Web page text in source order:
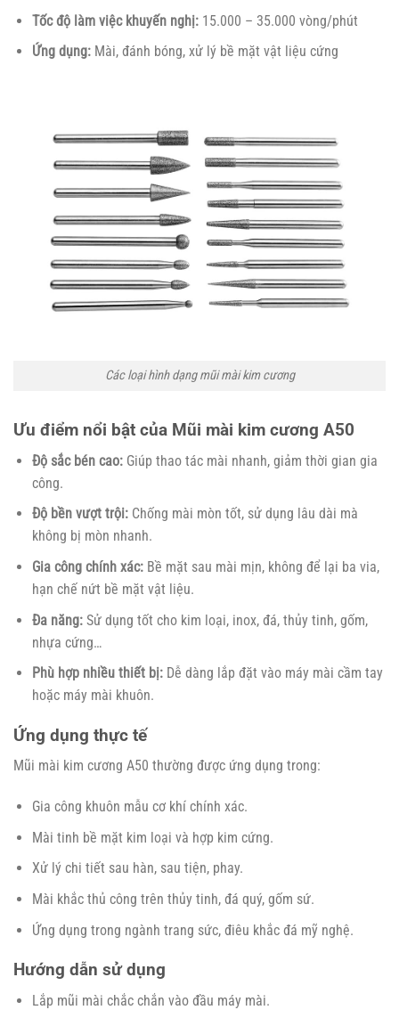
Tốc độ làm việc khuyến nghị:15.000 – 35.000 vòng/phút
Ứng dụng:Mài, đánh bóng, xử lý bề mặt vật liệu cứng
Các loại hình dạng mũi mài kim cương
Ưu điểm nổi bật của Mũi mài kim cương A50
Độ sắc bén cao:Giúp thao tác mài nhanh, giảm thời gian gia
công.
Độ bền vượt trội:Chống mài mòn tốt, sử dụng lâu dài mà
không bị mòn nhanh.
Gia công chính xác:Bề mặt sau mài mịn, không để lại ba via,
hạn chế nứt bề mặt vật liệu.
Đa năng:Sử dụng tốt cho kim loại, inox, đá, thủy tinh, gốm,
nhựa cứng…
Phù hợp nhiều thiết bị:Dễ dàng lắp đặt vào máy mài cầm tay
hoặc máy mài khuôn.
Ứng dụng thực tế
Mũi mài kim cương A50 thường được ứng dụng trong:
Gia công khuôn mẫu cơ khí chính xác.
Mài tinh bề mặt kim loại và hợp kim cứng.
Xử lý chi tiết sau hàn, sau tiện, phay.
Mài khắc thủ công trên thủy tinh, đá quý, gốm sứ.
Ứng dụng trong ngành trang sức, điêu khắc đá mỹ nghệ.
Hướng dẫn sử dụng
Lắp mũi mài chắc chắn vào đầu máy mài.